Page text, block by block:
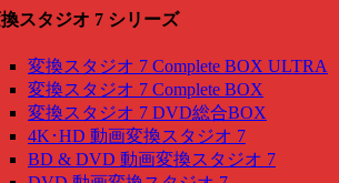
スタジオ 7 シリーズ
変換スタジオ 7 Complete BOX ULTRA
変換スタジオ 7 Complete BOX
変換スタジオ 7 DVD総合BOX
4K･HD 動画変換スタジオ 7
BD & DVD 動画変換スタジオ 7